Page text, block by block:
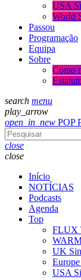
USA
World
Passou
Programação
Equipa
Sobre
Como
search menu
play_arrow
open_in_new POP
close
close
Início
NOTÍCIAS
Podcasts
Agenda
Top
FLUX
UK
USA